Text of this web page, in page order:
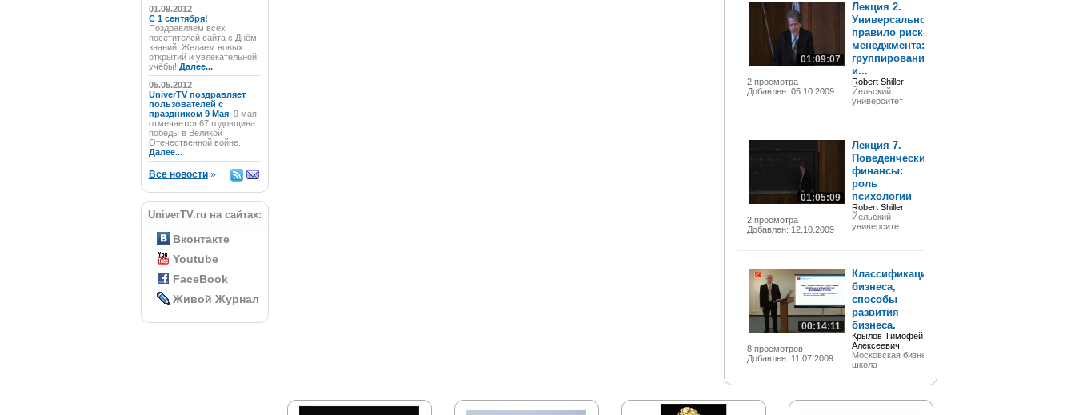
01.09.2012
C 1 сентября!
Поздравляем всех
посетителей сайта с Днём
знаний! Желаем новых
открытий и увлекательной
учёбы! Далее...
05.05.2012
UniverTV поздравляет
пользователей с
праздником 9 Мая 9 мая
отмечается 67 годовщина
победы в Великой
Отечественной войне.
Далее...
Все новости»
UniverTV.ru на сайтах:
Вконтакте
Youtube
FaceBook
Живой Журнал
01:09:07
2 просмотра
Добавлен: 05.10.2009
Лекция 2.
Универсальное
правило риск-
менеджмента:
группирование
и...
Robert Shiller
Йельский
университет
01:05:09
2 просмотра
Добавлен: 12.10.2009
Лекция 7.
Поведенческие
финансы:
роль
психологии
Robert Shiller
Йельский
университет
00:14:11
8 просмотров
Добавлен: 11.07.2009
Классификация
бизнеса,
способы
развития
бизнеса.
Крылов Тимофей
Алексеевич
Московская бизнес
школа